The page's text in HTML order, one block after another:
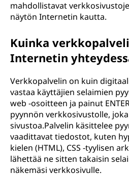
mahdollistavat
näytön Internetin kautta.
Kuinka
Internetin
Verkkopalvelin on kuin
vastaa käyttäjien selaimien
web -osoitteen ja painut
pyynnön verkkosivustolle,
sivustoa.Palvelin käsittelee
vaadittavat tiedostot, kuten
kielen (HTML), CSS -tyylisen
lähettää ne sitten takaisin
näkemäsi verkkosivulle.